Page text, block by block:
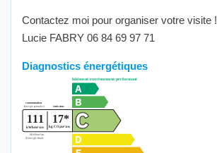
Contactez moi pour organiser votre visite !
Lucie FABRY 06 84 69 97 71
Diagnostics énergétiques